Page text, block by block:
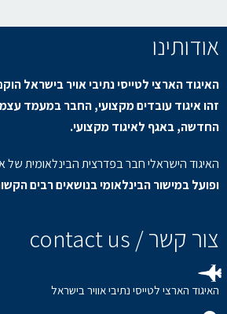
אודותינו
זהו איגוד עובדים מקצועי, החבר במעמד
החדשה, באגף לאיגוד מקצועי.
האיגוד הישראלי חבר בפדרצית הבינלאומית של
ופועל במישור הבינלאומי בנושאים רבים
צור קשר / contact us
האיגוד הארצי לטייסי נתיבי אוויר בישראל